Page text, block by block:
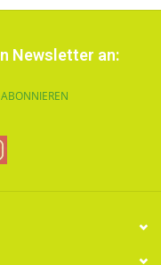
bestreuen,
Newsletter an:
ABONNIEREN